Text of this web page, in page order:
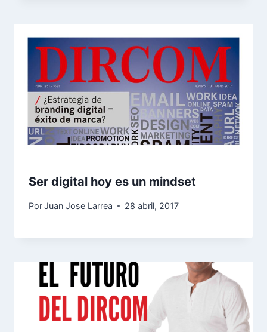
Ser digital hoy es un mindset
PorJuan Jose Larrea 28 abril, 2017